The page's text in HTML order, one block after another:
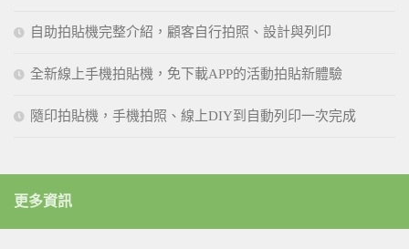
自助拍貼機完整介紹，顧客自行拍照、設計與列印
全新線上手機拍貼機，免下載APP的活動拍貼新體驗
隨印拍貼機，手機拍照、線上DIY到自動列印一次完成
更多資訊